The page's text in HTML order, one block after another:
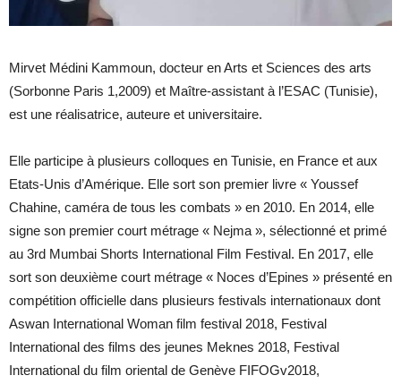
Mirvet Médini Kammoun, docteur en Arts et Sciences des arts
(Sorbonne Paris 1,2009) et Maître-assistant à l’ESAC (Tunisie),
est une réalisatrice, auteure et universitaire.
Elle participe à plusieurs colloques en Tunisie, en France et aux
Etats-Unis d’Amérique. Elle sort son premier livre « Youssef
Chahine, caméra de tous les combats » en 2010. En 2014, elle
signe son premier court métrage « Nejma », sélectionné et primé
au 3rd Mumbai Shorts International Film Festival. En 2017, elle
sort son deuxième court métrage « Noces d’Epines » présenté en
compétition officielle dans plusieurs festivals internationaux dont
Aswan International Woman film festival 2018, Festival
International des films des jeunes Meknes 2018, Festival
International du film oriental de Genève FIFOGv2018,